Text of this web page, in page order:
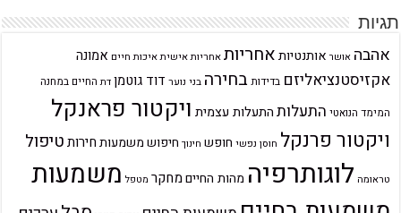
תגיות
אהבה אושר אותנטיותאחריותאחריות אישיתאיכות חיים אמונה
אקזיסטנציאליזם בדידותבחירה בני נוער דוד גוטמן דת החיים במחנה
המימד הנואטי התעלותהתעלות עצמית ויקטור פראנקל
ויקטור פרנקל חוסן נפשי חופש חינוך חיפוש משמעותחירותטיפול
טראומה לוגותרפיה מהות החייםמחקר מטפל משמעות